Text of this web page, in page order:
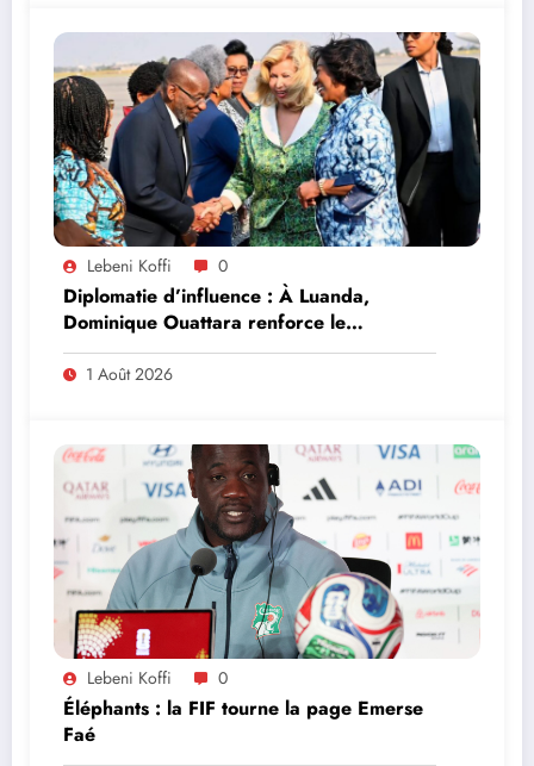
Lebeni Koffi 0
Diplomatie d’influence : À Luanda,
Dominique Ouattara renforce le
leadership solidaire de la Côte d’Ivoire en
Afrique
1 Août 2026
Lebeni Koffi 0
Éléphants : la FIF tourne la page Emerse
Faé